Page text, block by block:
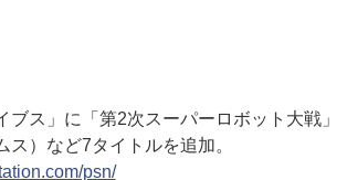
ブス」に「第2次スーパーロボット大戦」
ス）など7タイトルを追加。
psn/